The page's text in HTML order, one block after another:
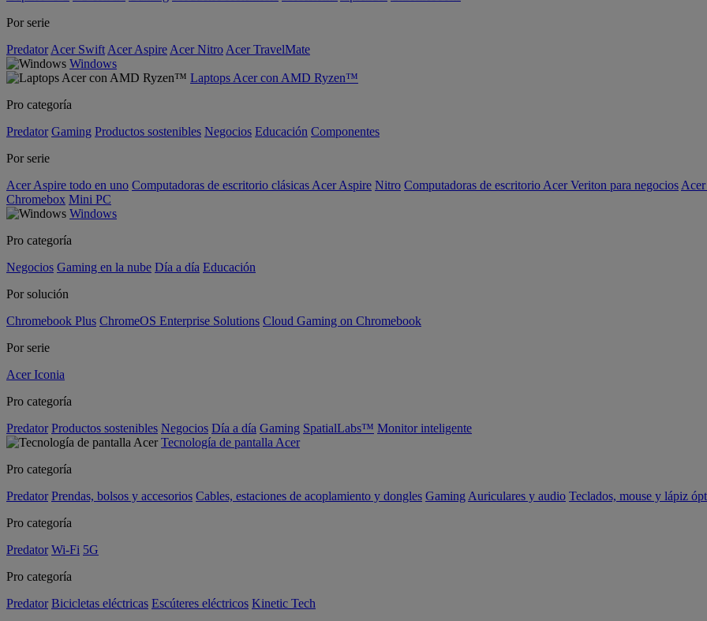
Por serie
Predator Acer Swift Acer Aspire Acer Nitro Acer TravelMate
Windows
Laptops Acer con AMD Ryzen™
Pro categoría
Predator Gaming Productos sostenibles Negocios Educación Componentes
Por serie
Acer Aspire todo en uno Computadoras de escritorio clásicas Acer Aspire Nitro Computadoras de escritorio Acer Veriton para negocios
Chromebox Mini PC
Windows
Pro categoría
Negocios Gaming en la nube Día a día Educación
Por solución
Chromebook Plus ChromeOS Enterprise Solutions Cloud Gaming on Chromebook
Por serie
Acer Iconia
Pro categoría
Predator Productos sostenibles Negocios Día a día Gaming SpatialLabs™ Monitor inteligente
Tecnología de pantalla Acer
Pro categoría
Predator Prendas, bolsos y accesorios Cables, estaciones de acoplamiento y dongles Gaming Auriculares y audio Teclados, mouse y lápiz
Pro categoría
Predator Wi-Fi 5G
Pro categoría
Predator Bicicletas eléctricas Escúteres eléctricos Kinetic Tech